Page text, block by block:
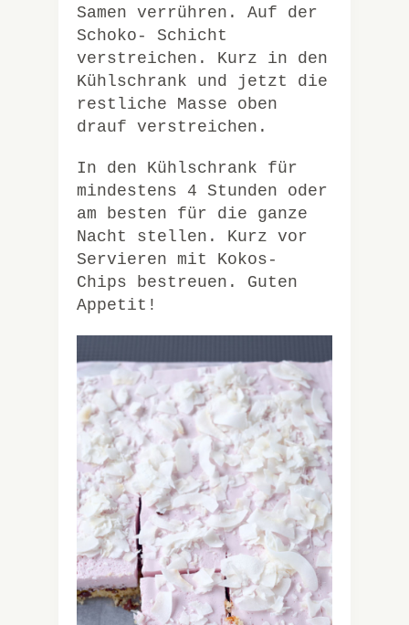
Samen verrühren. Auf der
Schoko- Schicht
verstreichen. Kurz in den
Kühlschrank und jetzt die
restliche Masse oben
drauf verstreichen.
In den Kühlschrank für
mindestens 4 Stunden oder
am besten für die ganze
Nacht stellen. Kurz vor
Servieren mit Kokos-
Chips bestreuen. Guten
Appetit!